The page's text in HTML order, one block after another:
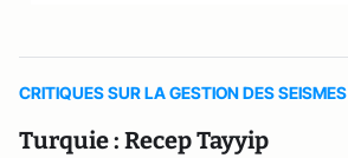
CRITIQUES SUR LA GESTION DES SEISMES
Turquie : Recep Tayyip